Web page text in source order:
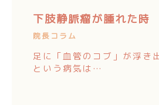
下肢静脈瘤が腫れた時
院長コラム
足に「血管のコブ」が浮き
という病気は…